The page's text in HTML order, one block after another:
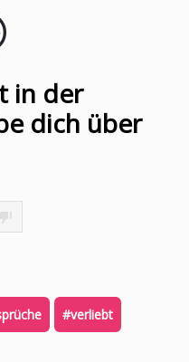
in der
dich über
#verliebt